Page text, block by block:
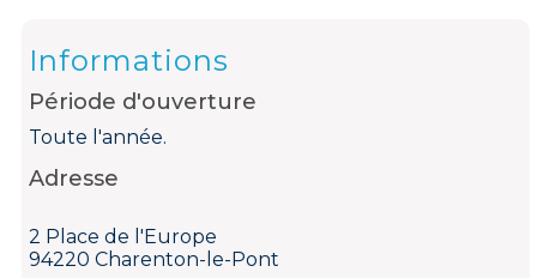
Informations
Période d'ouverture
Toute l'année.
Adresse
2 Place de l'Europe
94220 Charenton-le-Pont